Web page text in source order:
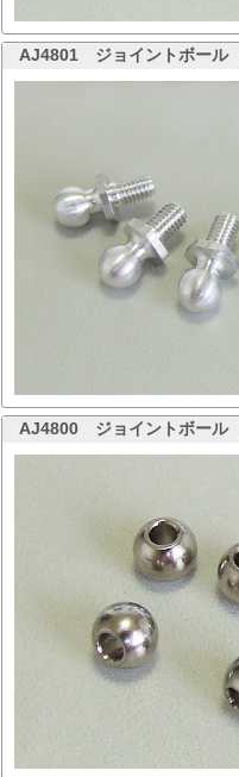
AJ4801 ジョイントボー
AJ4800 ジョイントボー